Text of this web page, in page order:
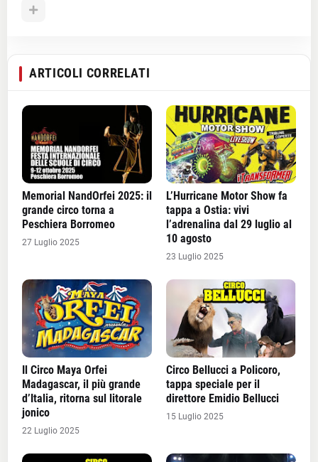
ARTICOLI CORRELATI
Memorial NandOrfei 2025: il
grande circo torna a
Peschiera Borromeo
27 Luglio 2025
L’Hurricane Motor Show fa
tappa a Ostia: vivi
l’adrenalina dal 29 luglio al
10 agosto
23 Luglio 2025
Il Circo Maya Orfei
Madagascar, il più grande
d’Italia, ritorna sul litorale
jonico
22 Luglio 2025
Circo Bellucci a Policoro,
tappa speciale per il
direttore Emidio Bellucci
15 Luglio 2025